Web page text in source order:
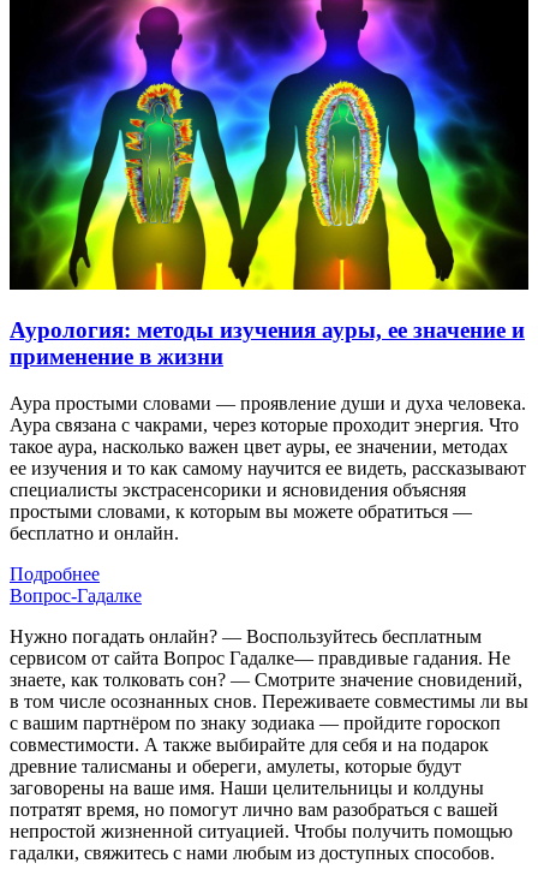
Аурология: методы изучения ауры, ее значение и
применение в жизни
Аура простыми словами — проявление души и духа человека.
Аура связана с чакрами, через которые проходит энергия. Что
такое аура, насколько важен цвет ауры, ее значении, методах
ее изучения и то как самому научится ее видеть, рассказывают
специалисты экстрасенсорики и ясновидения объясняя
простыми словами, к которым вы можете обратиться —
бесплатно и онлайн.
Подробнее
Вопрос-Гадалке
Нужно погадать онлайн? — Воспользуйтесь бесплатным
сервисом от сайта Вопрос Гадалке— правдивые гадания. Не
знаете, как толковать сон? — Смотрите значение сновидений,
в том числе осознанных снов. Переживаете совместимы ли вы
с вашим партнёром по знаку зодиака — пройдите гороскоп
совместимости. А также выбирайте для себя и на подарок
древние талисманы и обереги, амулеты, которые будут
заговорены на ваше имя. Наши целительницы и колдуны
потратят время, но помогут лично вам разобраться с вашей
непростой жизненной ситуацией. Чтобы получить помощью
гадалки, свяжитесь с нами любым из доступных способов.